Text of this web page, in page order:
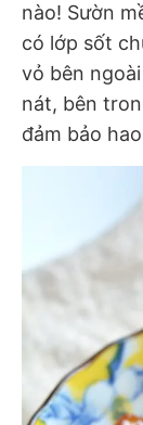
nào! Sườn
có lớp sốt
vỏ bên
nát, bên
đảm bảo